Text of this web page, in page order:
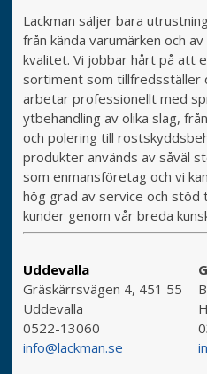
Lackman säljer bara
från kända varumärken och
kvalitet. Vi jobbar hårt på att
sortiment som tillfredsställer
arbetar professionellt med
ytbehandling av olika slag,
och polering till
produkter används av såväl
som enmansföretag och vi
hög grad av service och stöd
kunder genom vår breda
Uddevalla
Gräskärrsvägen 4, 451 55
Uddevalla
0522-13060
info@lackman.se